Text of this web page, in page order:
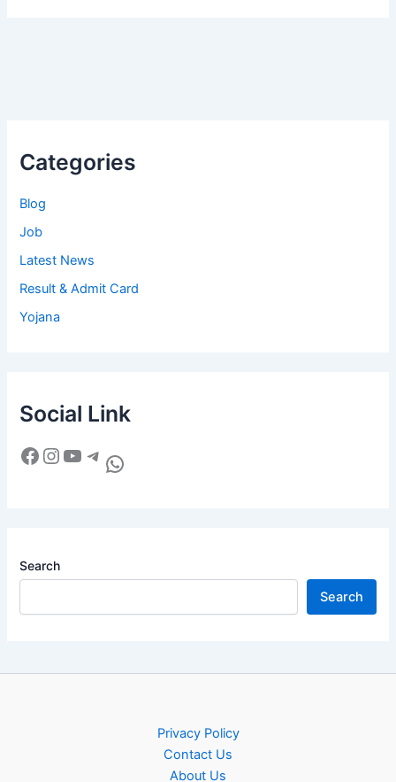
Categories
Blog
Job
Latest News
Result & Admit Card
Yojana
Social Link
Search
Search
Privacy Policy
Contact Us
About Us